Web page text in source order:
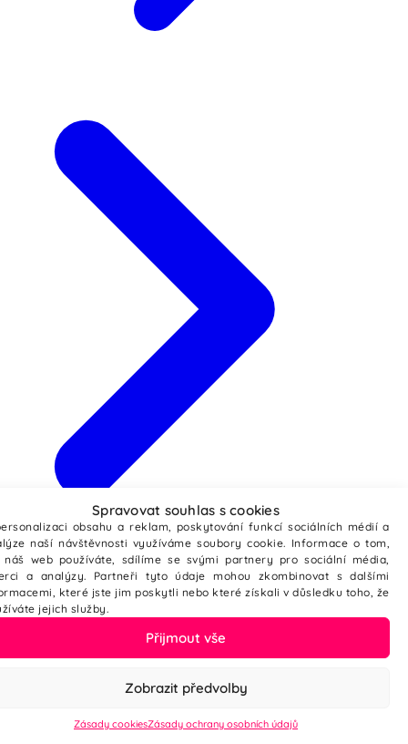
Webové stránky ze šablony
Spravovat souhlas s cookies
obsahu a reklam, poskytování funkcí sociálních médií a
naší návštěvnosti využíváme soubory cookie. Informace o tom,
náš web používáte, sdílíme se svými partnery pro sociální média,
a analýzy. Partneři tyto údaje mohou zkombinovat s dalšími
které jste jim poskytli nebo které získali v důsledku toho, že
jejich služby.
Přijmout vše
Zobrazit předvolby
Zásady cookiesZásady ochrany osobních údajů